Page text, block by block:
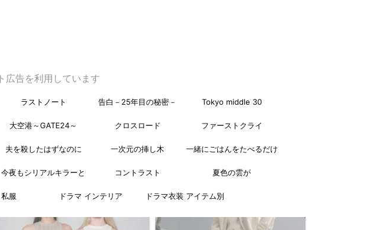
広告を利用しています
ラストノート 告白－25年目の秘密－ Tokyo middle 30
大空港～GATE24～ クロスロード ファーストクライ
夫を殺したはずなのに 一次元の挿し木 一緒にごはんをたべるだけ
今夜もシリアルキラーと コントラスト 夏色の雲が
服 ドラマ インテリア ドラマ衣装 アイテム別